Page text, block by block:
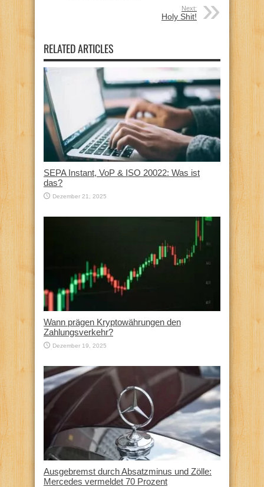
Next:
Holy Shit!
RELATED ARTICLES
SEPA Instant, VoP & ISO 20022: Was ist
das?
Dezember 21, 2025
Wann prägen Kryptowährungen den
Zahlungsverkehr?
Dezember 19, 2025
Ausgebremst durch Absatzminus und Zölle:
Mercedes vermeldet 70 Prozent